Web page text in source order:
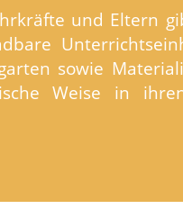
und Eltern
sowie
Weise in